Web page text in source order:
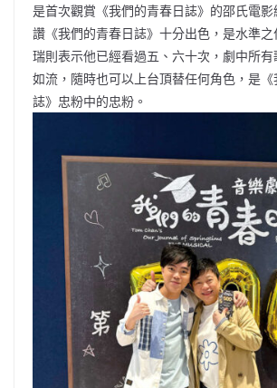
是首次觀賞《我們的青春日誌》的邵氏電
讚《我們的青春日誌》十分出色，是水準
瑞則表示他已經看過五、六十次，劇中所
如流，隨時也可以上台頂替任何角色，是《
誌》忠粉中的忠粉。